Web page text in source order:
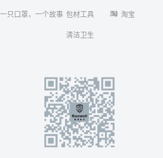
一只口罩，一个故事 包材工具
清洁卫生
淘宝